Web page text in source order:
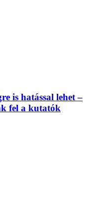
is hatással lehet –
fel a kutatók